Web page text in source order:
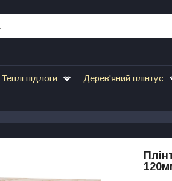
Теплі підлоги Дерев'яний плінтус